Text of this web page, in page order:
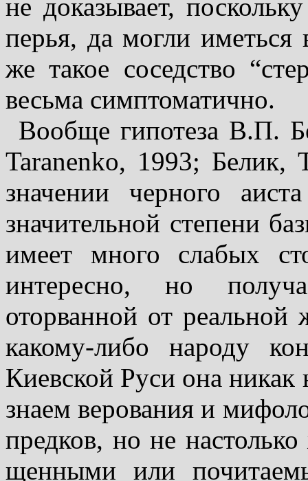
не доказывает,
перья, да могли
же такое соседство
весьма симптоматично.
Вообще гипотеза В.П.
Taranenko, 1993; Белик,
значении черного
значительной степени
имеет много слабых
интересно, но
оторванной от
какому-либо народу
Киевской Руси она
знаем верования и
предков, но не
щенными или